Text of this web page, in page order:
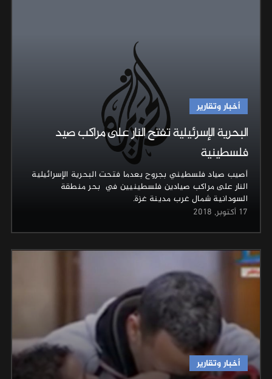
أخبار وتقارير
البحرية الإسرئيلية تفتح النار على مراكب صيد
فلسطينية
أصيب صياد فلسطيني بجروح بعدما فتحت البحرية الإسرائيلية
النار على مراكب صيادين فلسطينيين في بحر منطقة
السودانية شمال غرب مدينة غزة.
17 أكتوبر, 2018
أخبار وتقارير